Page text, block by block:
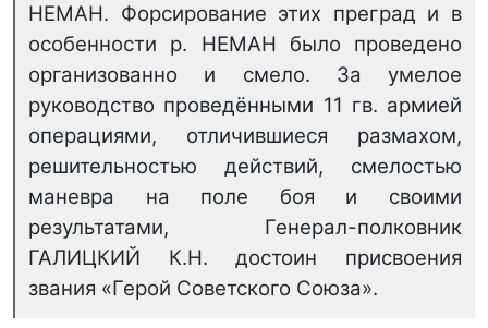
НЕМАН. Форсирование этих преград и в
особенности р. НЕМАН было проведено
организованно и смело. За умелое
руководство проведёнными 11 гв. армией
операциями, отличившиеся размахом,
решительностью действий, смелостью
маневра на поле боя и своими
результатами, Генерал-полковник
ГАЛИЦКИЙ К.Н. достоин присвоения
звания «Герой Советского Союза».